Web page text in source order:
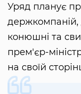
Уряд планує
держкомпаній,
конюшні та
прем'єр-
на своїй